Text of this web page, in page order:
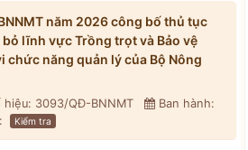
năm 2026 công bố thủ tục
lĩnh vực Trồng trọt và Bảo vệ
chức năng quản lý của Bộ Nông
hiệu: 3093/QĐ-BNNMT
Ban hành:
Kiểm tra